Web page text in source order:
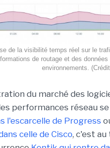
de la visibilité temps réel sur le
de routage et des
environnements.
du marché des
performances réseau
l'escarcelle de Progress
celle de Cisco, c'est